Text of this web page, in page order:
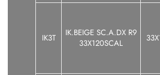
IK3T
IK.BEIGE SC.A.DX R9
33X120SCAL